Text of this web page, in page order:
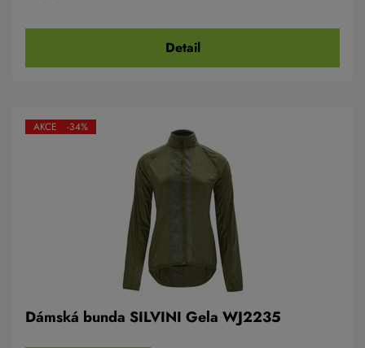
Detail
Dámská bunda SILVINI Gela WJ2235
AKCE -34%